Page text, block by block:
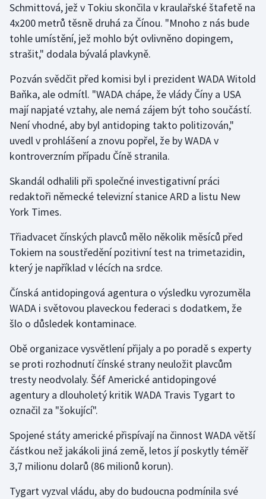
Plavání
Plážový volejbal
Ragby
Rychlobruslení
Rychlostní kanoistika
Short track
Sportovní střelba
Stolní tenis
Triatlon
Veslování
Vodní slalom
Volejbal
Ostatní
Schmittová, jež v Tokiu skončila v kraulařské štafetě na
4x200 metrů těsně druhá za Čínou. "Mnoho z nás bude
tohle umístění, jež mohlo být ovlivněno dopingem,
strašit," dodala bývalá plavkyně.
Pozván svědčit před komisi byl i prezident WADA Witold
Baňka, ale odmítl. "WADA chápe, že vlády Číny a USA
mají napjaté vztahy, ale nemá zájem být toho součástí.
Není vhodné, aby byl antidoping takto politizován,"
uvedl v prohlášení a znovu popřel, že by WADA v
kontroverzním případu Číně stranila.
Skandál odhalili při společné investigativní práci
redaktoři německé televizní stanice ARD a listu New
York Times.
Třiadvacet čínských plavců mělo několik měsíců před
Tokiem na soustředění pozitivní test na trimetazidin,
který je například v lécích na srdce.
Čínská antidopingová agentura o výsledku vyrozuměla
WADA i světovou plaveckou federaci s dodatkem, že
šlo o důsledek kontaminace.
Obě organizace vysvětlení přijaly a po poradě s experty
se proti rozhodnutí čínské strany neuložit plavcům
tresty neodvolaly. Šéf Americké antidopingové
agentury a dlouholetý kritik WADA Travis Tygart to
označil za "šokující".
Spojené státy americké přispívají na činnost WADA větší
částkou než jakákoli jiná země, letos jí poskytly téměř
3,7 milionu dolarů (86 milionů korun).
Tygart vyzval vládu, aby do budoucna podmínila své